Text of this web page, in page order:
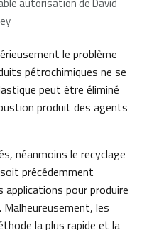
autorisation de David
le problème
pétrochimiques ne se
peut être éliminé
produit des agents
néanmoins le recyclage
précédemment
pour produire
les
la plus rapide et la